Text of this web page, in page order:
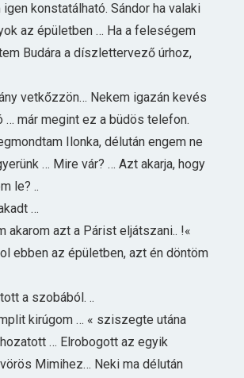
igen konstatálható. Sándor ha valaki
az épületben … Ha a feleségem
Budára a díszlettervező úrhoz,
vetkőzzön… Nekem igazán kevés
… már megint ez a büdös telefon.
Ilonka, délután engem ne
… Mire vár? … Azt akarja, hogy
le? ..
…
akarom azt a Párist eljátszani.. !«
ebben az épületben, azt én döntöm
a szobából. ..
kirúgom … « sziszegte utána
… Elrobogott az egyik
Mimihez… Neki ma délután